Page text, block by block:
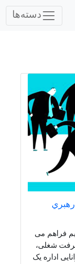
دسته‌ها
فراهم می
شغلی،
اداره یک